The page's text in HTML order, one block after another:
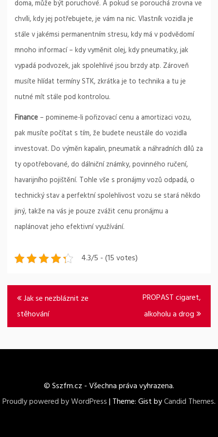
doma, může být poruchové. A pokud se porouchá zrovna ve
chvíli, kdy jej potřebujete, je vám na nic. Vlastník vozidla je
stále v jakémsi permanentním stresu, kdy má v podvědomí
mnoho informací – kdy vyměnit olej, kdy pneumatiky, jak
vypadá podvozek, jak spolehlivé jsou brzdy atp. Zároveň
musíte hlídat termíny STK, zkrátka je to technika a tu je
nutné mít stále pod kontrolou.
Finance – pomineme-li pořizovací cenu a amortizaci vozu,
pak musíte počítat s tím, že budete neustále do vozidla
investovat. Do výměn kapalin, pneumatik a náhradních dílů za
ty opotřebované, do dálniční známky, povinného ručení,
havarijního pojištění. Tohle vše s pronájmy vozů odpadá, o
technický stav a perfektní spolehlivost vozu se stará někdo
jiný, takže na vás je pouze zvážit cenu pronájmu a
naplánovat jeho efektivní využívání.
4.3/5 - (15 votes)
Navigace
pro
příspěvek
Jak se nezbláznit ze
stěhování
PROPAST cigaret,
alkoholu a drog
© Sszfm.cz - Všechna práva vyhrazena.
Proudly powered by WordPress| Theme: Gist byCandid Themes.